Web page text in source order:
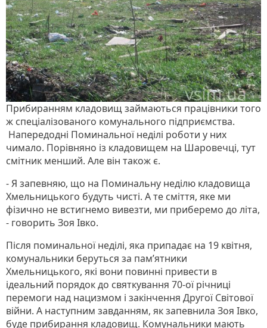
Прибиранням кладовищ займаються працівники того
ж спеціалізованого комунального підприємства.
Напередодні Поминальної неділі роботи у них
чимало. Порівняно із кладовищем на Шаровечці, тут
смітник менший. Але він також є.
- Я запевняю, що на Поминальну неділю кладовища
Хмельницького будуть чисті. А те сміття, яке ми
фізично не встигнемо вивезти, ми приберемо до літа,
- говорить Зоя Івко.
Після поминальної неділі, яка припадає на 19 квітня,
комунальники беруться за пам’ятники
Хмельницького, які вони повинні привести в
ідеальний порядок до святкування 70-ої річниці
перемоги над нацизмом і закінчення Другої Світової
війни. А наступним завданням, як запевнила Зоя Івко,
буде прибирання кладовищ. Комунальники мають